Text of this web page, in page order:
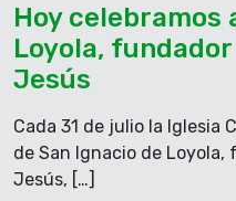
Hoy celebramos
Loyola,
Jesús
Cada 31 de julio la Iglesia
de San Ignacio de
Jesús, […]